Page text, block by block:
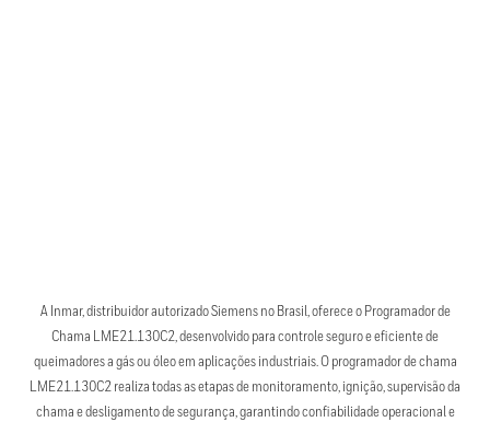
A Inmar, distribuidor autorizado Siemens no Brasil, oferece o Programador de
Chama LME21.130C2, desenvolvido para controle seguro e eficiente de
queimadores a gás ou óleo em aplicações industriais. O programador de chama
LME21.130C2 realiza todas as etapas de monitoramento, ignição, supervisão da
chama e desligamento de segurança, garantindo confiabilidade operacional e